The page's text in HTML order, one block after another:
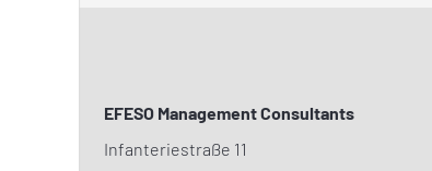
EFESO Management Consultants
Infanteriestraße 11